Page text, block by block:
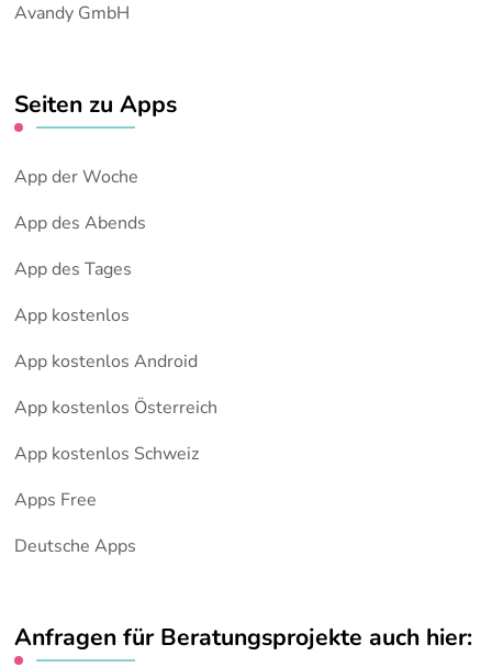
Avandy GmbH
Seiten zu Apps
App der Woche
App des Abends
App des Tages
App kostenlos
App kostenlos Android
App kostenlos Österreich
App kostenlos Schweiz
Apps Free
Deutsche Apps
Anfragen für Beratungsprojekte auch hier: